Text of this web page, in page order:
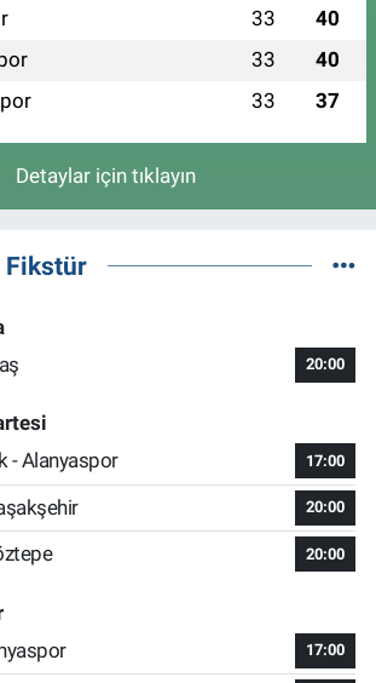
33 40
33 40
33 37
Detaylar için tıklayın
Fikstür
20:00
- Alanyaspor
17:00
20:00
20:00
17:00